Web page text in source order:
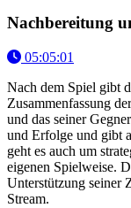
Nachbereitung
05:05:01
Nach dem Spiel gibt
Zusammenfassung
und das seiner
und Erfolge und gibt
geht es auch um
eigenen Spielweise.
Unterstützung seiner
Stream.